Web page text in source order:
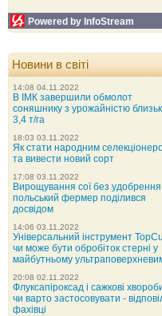
Powered by InfoStream
Новини в світі
14:08 04.11.2022
В ІМК завершили обмолот
соняшнику з урожайністю
3,4 т/га
18:03 03.11.2022
Як стати народним
та вивести новий сорт
17:08 03.11.2022
Вирощування сої без
польський фермер поділився
досвідом
14:06 03.11.2022
Універсальний інструмент
чи може бути обробіток стерні у
майбутньому
20:08 02.11.2022
Флуксапіроксад і сажкові
чи варто застосовувати -
фахівці